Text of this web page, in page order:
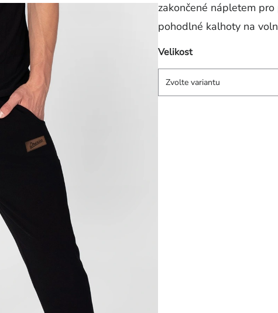
Velikost
zakončené nápletem
pohodlné kalhoty na